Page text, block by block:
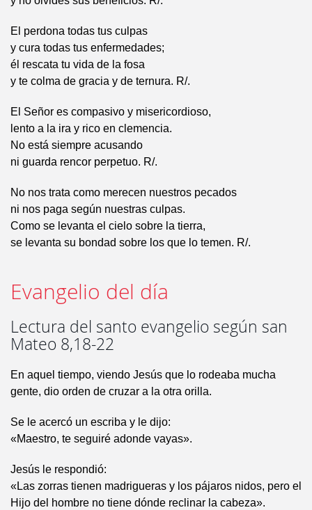
El perdona todas tus culpas
y cura todas tus enfermedades;
él rescata tu vida de la fosa
y te colma de gracia y de ternura. R/.
El Señor es compasivo y misericordioso,
lento a la ira y rico en clemencia.
No está siempre acusando
ni guarda rencor perpetuo. R/.
No nos trata como merecen nuestros pecados
ni nos paga según nuestras culpas.
Como se levanta el cielo sobre la tierra,
se levanta su bondad sobre los que lo temen. R/.
Evangelio del día
Lectura del santo evangelio según san
Mateo 8,18-22
En aquel tiempo, viendo Jesús que lo rodeaba mucha
gente, dio orden de cruzar a la otra orilla.
Se le acercó un escriba y le dijo:
«Maestro, te seguiré adonde vayas».
Jesús le respondió:
«Las zorras tienen madrigueras y los pájaros nidos, pero el
Hijo del hombre no tiene dónde reclinar la cabeza».